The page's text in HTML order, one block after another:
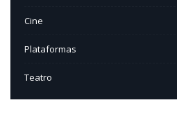
Cine
Plataformas
Teatro